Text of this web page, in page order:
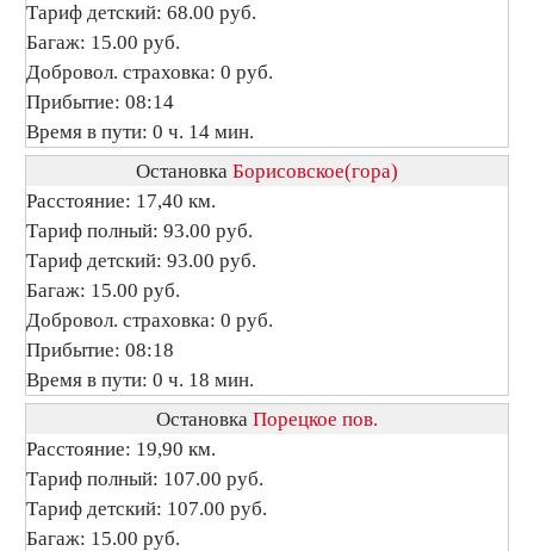
Тариф детский: 68.00 руб.
Багаж: 15.00 руб.
Добровол. страховка: 0 руб.
Прибытие: 08:14
Время в пути: 0 ч. 14 мин.
Остановка Борисовское(гора)
Расстояние: 17,40 км.
Тариф полный: 93.00 руб.
Тариф детский: 93.00 руб.
Багаж: 15.00 руб.
Добровол. страховка: 0 руб.
Прибытие: 08:18
Время в пути: 0 ч. 18 мин.
Остановка Порецкое пов.
Расстояние: 19,90 км.
Тариф полный: 107.00 руб.
Тариф детский: 107.00 руб.
Багаж: 15.00 руб.